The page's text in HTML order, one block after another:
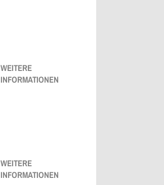
WEITERE
INFORMATIONEN
WEITERE
INFORMATIONEN